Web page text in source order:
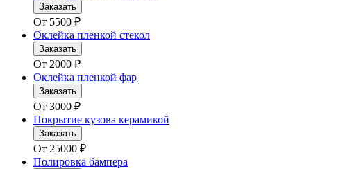
Заказать
От 5500 ₽
Оклейка пленкой стекол
Заказать
От 2000 ₽
Оклейка пленкой фар
Заказать
От 3000 ₽
Покрытие кузова керамикой
Заказать
От 25000 ₽
Полировка бампера